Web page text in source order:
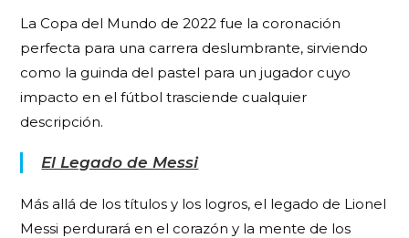
La Copa del Mundo de 2022 fue la coronación
perfecta para una carrera deslumbrante, sirviendo
como la guinda del pastel para un jugador cuyo
impacto en el fútbol trasciende cualquier
descripción.
El Legado de Messi
Más allá de los títulos y los logros, el legado de Lionel
Messi perdurará en el corazón y la mente de los